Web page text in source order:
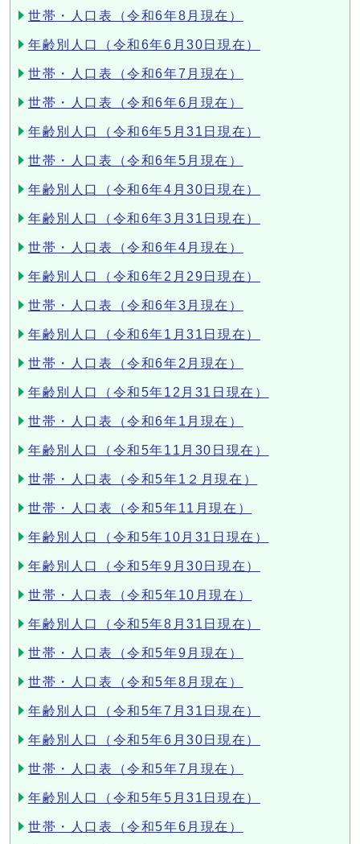
世帯・人口表（令和6年8月現在）
年齢別人口（令和6年6月30日現在）
世帯・人口表（令和6年7月現在）
世帯・人口表（令和6年6月現在）
年齢別人口（令和6年5月31日現在）
世帯・人口表（令和6年5月現在）
年齢別人口（令和6年4月30日現在）
年齢別人口（令和6年3月31日現在）
世帯・人口表（令和6年4月現在）
年齢別人口（令和6年2月29日現在）
世帯・人口表（令和6年3月現在）
年齢別人口（令和6年1月31日現在）
世帯・人口表（令和6年2月現在）
年齢別人口（令和5年12月31日現在）
世帯・人口表（令和6年1月現在）
年齢別人口（令和5年11月30日現在）
世帯・人口表（令和5年1２月現在）
世帯・人口表（令和5年11月現在）
年齢別人口（令和5年10月31日現在）
年齢別人口（令和5年9月30日現在）
世帯・人口表（令和5年10月現在）
年齢別人口（令和5年8月31日現在）
世帯・人口表（令和5年9月現在）
世帯・人口表（令和5年8月現在）
年齢別人口（令和5年7月31日現在）
年齢別人口（令和5年6月30日現在）
世帯・人口表（令和5年7月現在）
年齢別人口（令和5年5月31日現在）
世帯・人口表（令和5年6月現在）